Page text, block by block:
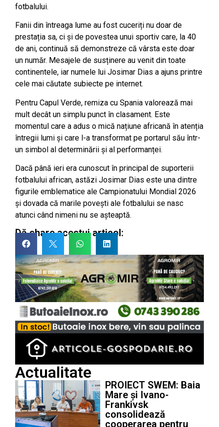
fotbalului.
Fanii din întreaga lume au fost cuceriți nu doar de
prestația sa, ci și de povestea unui sportiv care, la 40
de ani, continuă să demonstreze că vârsta este doar
un număr. Mesajele de susținere au venit din toate
continentele, iar numele lui Josimar Dias a ajuns printre
cele mai căutate subiecte pe internet.
Pentru Capul Verde, remiza cu Spania valorează mai
mult decât un simplu punct în clasament. Este
momentul care a adus o mică națiune africană în atenția
întregii lumi și care l-a transformat pe portarul său într-
un simbol al determinării și al performanței.
Dacă până ieri era cunoscut în principal de suporterii
fotbalului african, astăzi Josimar Dias este una dintre
figurile emblematice ale Campionatului Mondial 2026
și dovada că marile povești ale fotbalului se nasc
atunci când nimeni nu se așteaptă.
Dă share acestui articol:
Actualitate
PROIECT SWEM: Baia
Mare și Ivano-
Frankivsk
consolidează
cooperarea pentru